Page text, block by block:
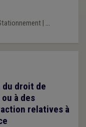
| ...
du droit de
à des
relatives à